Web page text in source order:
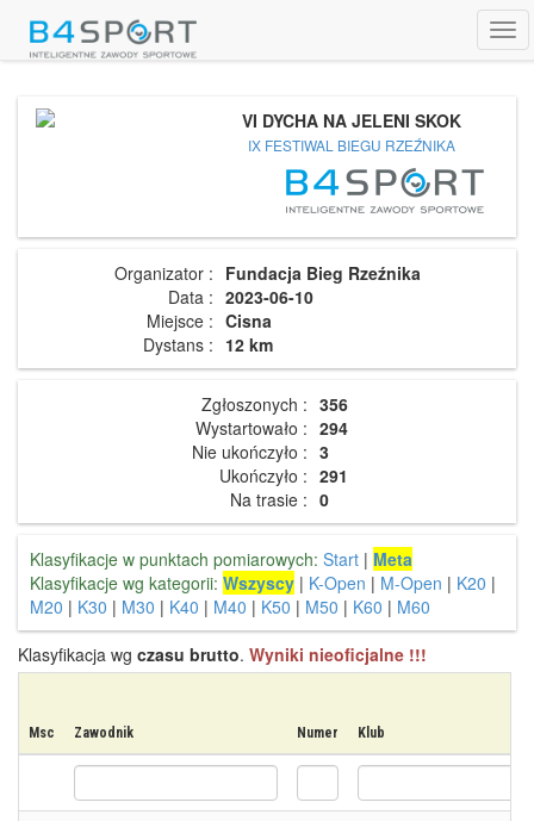
VI DYCHA NA JELENI SKOK
IX FESTIWAL BIEGU RZEŹNIKA
Organizator : Fundacja Bieg Rzeźnika
Data : 2023-06-10
Miejsce : Cisna
Dystans : 12 km
Zgłoszonych : 356
Wystartowało : 294
Nie ukończyło : 3
Ukończyło : 291
Na trasie : 0
Klasyfikacje w punktach pomiarowych: Start | Meta
Klasyfikacje wg kategorii: Wszyscy | K-Open | M-Open | K20 |
M20 | K30 | M30 | K40 | M40 | K50 | M50 | K60 | M60
Klasyfikacja wg czasu brutto. Wyniki nieoficjalne !!!
Msc Zawodnik Numer Klub